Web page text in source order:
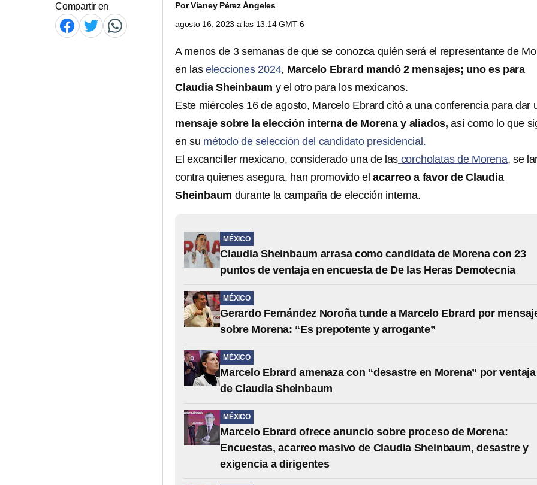
Compartir en PorVianey Pérez Ángeles
agosto 16, 2023 a las 13:14 GMT-6
A menos de 3 semanas de que se conozca quién será el representante de
en las elecciones 2024, Marcelo Ebrard mandó 2 mensajes; uno es para
Claudia Sheinbaum y el otro para los mexicanos.
Este miércoles 16 de agosto, Marcelo Ebrard citó a una conferencia para dar
mensaje sobre la elección interna de Morena y aliados,así como lo que
en su método de selección del candidato presidencial.
El excanciller mexicano, considerado una de las corcholatas de Morena, se
contra quienes asegura, han promovido elacarreo a favor de Claudia
Sheinbaum durante la campaña de elección interna.
MÉXICO
Claudia Sheinbaum arrasa como candidata de Morena con 23
puntos de ventaja en encuesta de De las Heras Demotecnia
MÉXICO
Gerardo Fernández Noroña tunde a Marcelo Ebrard por
sobre Morena: “Es prepotente y arrogante”
MÉXICO
Marcelo Ebrard amenaza con “desastre en Morena” por ventaja
de Claudia Sheinbaum
MÉXICO
Marcelo Ebrard ofrece anuncio sobre proceso de Morena:
Encuestas, acarreo masivo de Claudia Sheinbaum, desastre y
exigencia a dirigentes